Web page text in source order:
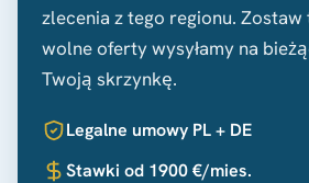
zlecenia z tego regionu.
wolne oferty wysyłamy na
Twoją skrzynkę.
Legalne umowy PL + DE
Stawki od 1900 €/mies.